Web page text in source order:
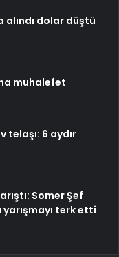
alındı dolar düştü
muhalefet
telaşı: 6 aydır
Somer Şef
terk etti